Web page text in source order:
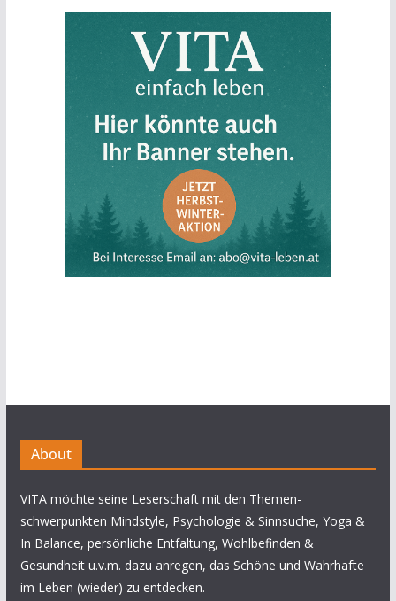
About
VITA möchte seine Leserschaft mit den Themen-
schwerpunkten Mindstyle, Psychologie & Sinnsuche, Yoga &
In Balance, persönliche Entfaltung, Wohlbefinden &
Gesundheit u.v.m. dazu anregen, das Schöne und Wahrhafte
im Leben (wieder) zu entdecken.